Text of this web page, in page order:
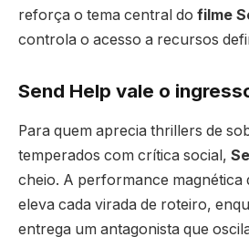
reforça o tema central do filme
controla o acesso a recursos
Send Help vale o
Para quem aprecia thrillers de
temperados com crítica social,
cheio. A performance magnética
eleva cada virada de roteiro,
entrega um antagonista que